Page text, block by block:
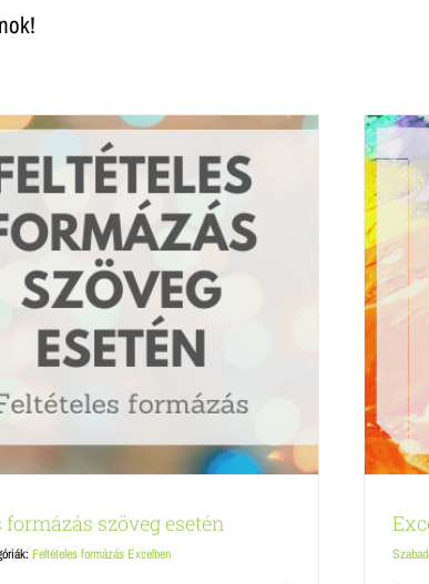
szöveg esetén
Feltételes formázás Excelben
formázás – számok
formázása
Feltételes formázás Excelben